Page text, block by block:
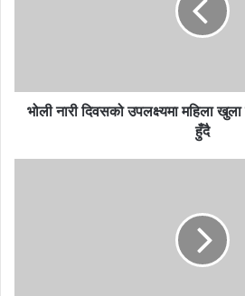
भोली नारी दिवसको उपलक्ष्यमा महिला खुला
हुँदै